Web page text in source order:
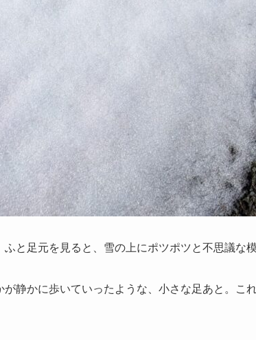
ふと足元を見ると、雪の上にポツポツと不思議な
が静かに歩いていったような、小さな足あと。こ